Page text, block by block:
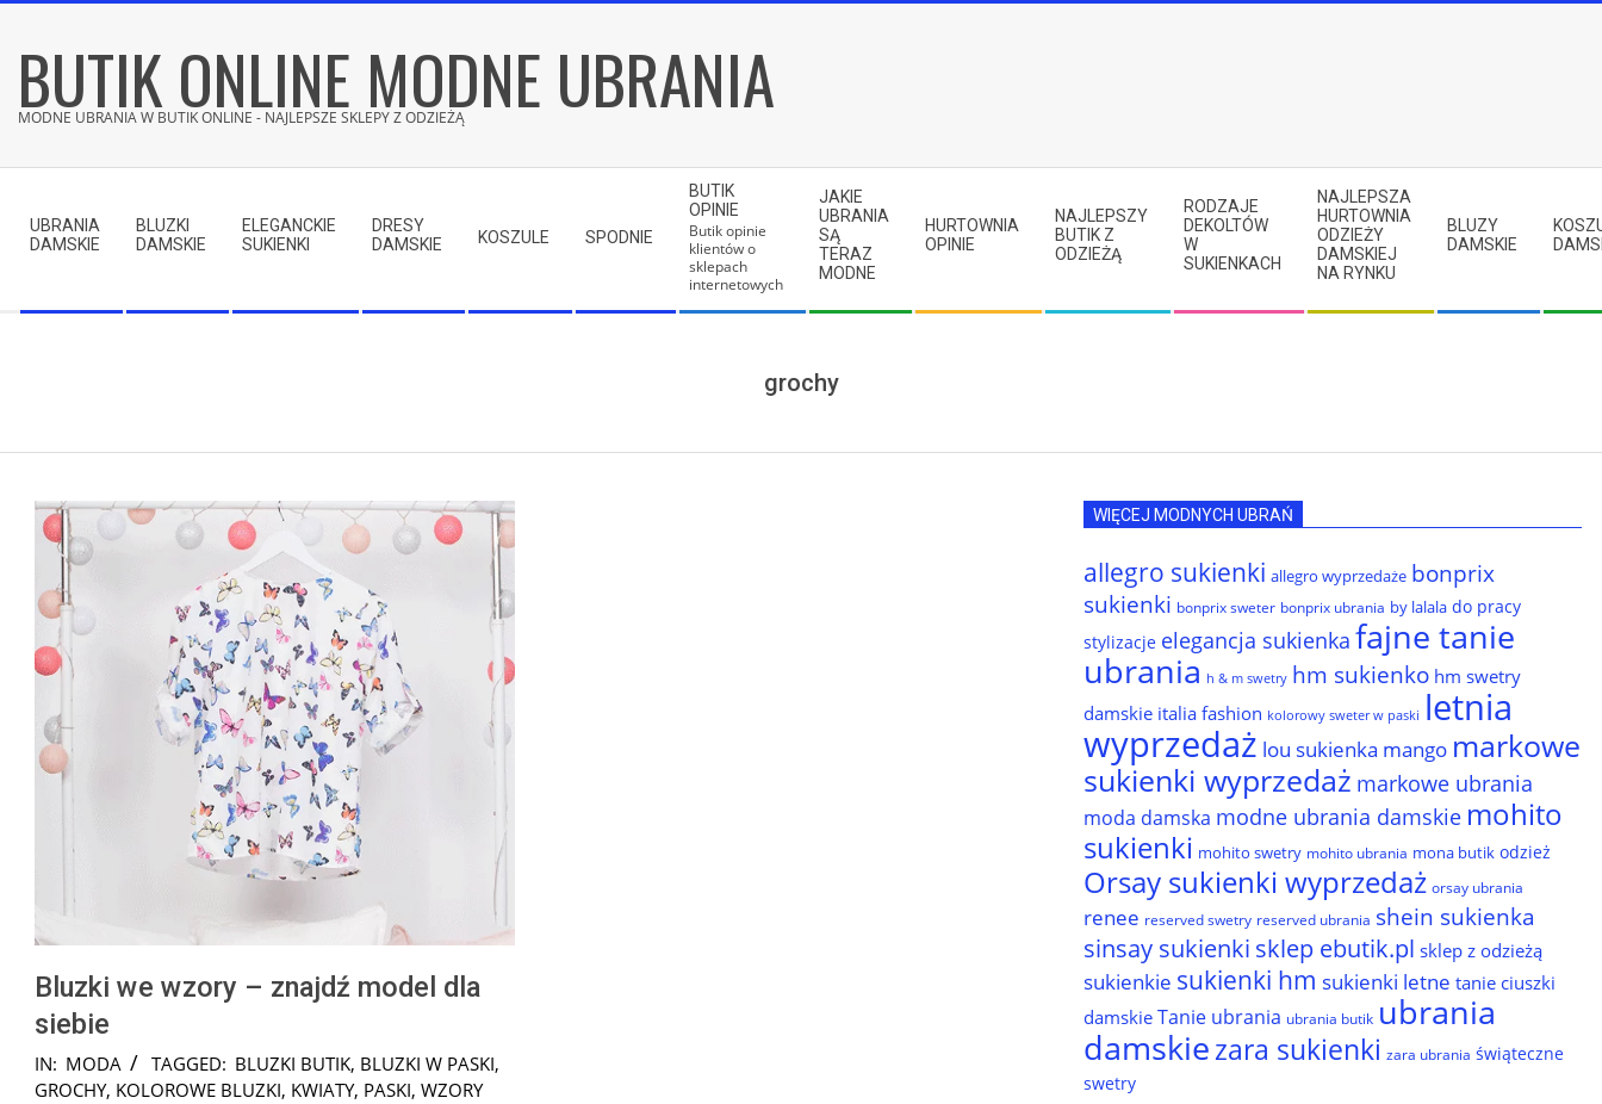
contentBUTIK ONLINE MODNE UBRANIA
MODNE UBRANIA W BUTIK ONLINE - NAJLEPSZE SKLEPY Z ODZIEŻĄ
Menu
UBRANIA
DAMSKIE
BLUZKI
DAMSKIE
ELEGANCKIE
SUKIENKI
DRESY
DAMSKIE
KOSZULE SPODNIE
BUTIK
OPINIE
Butik opinie
klientów o
sklepach
internetowych
JAKIE
UBRANIA
SĄ
TERAZ
MODNE
HURTOWNIA
OPINIE
NAJLEPSZY
BUTIK Z
ODZIEŻĄ
RODZAJE
DEKOLTÓW
W
SUKIENKACH
NAJLEPSZA
HURTOWNIA
ODZIEŻY
DAMSKIEJ
NA RYNKU
BLUZY
DAMSKIE
grochy
Bluzki we wzory – znajdź model dla
siebie
2024-
10-
IN: MODA TAGGED: BLUZKI BUTIK, BLUZKI W PASKI,
GROCHY, KOLOROWE BLUZKI, KWIATY, PASKI, WZORY
WIĘCEJ MODNYCH UBRAŃ
allegro sukienki allegro wyprzedaże bonprix
sukienki bonprix sweter bonprix ubrania by lalala do pracy
stylizacje elegancja sukienka fajne tanie
ubrania h & m swetry hm sukienko hm swetry
damskie italia fashion kolorowy sweter w paski letnia
wyprzedaż lou sukienka mango markowe
sukienki wyprzedaż markowe ubrania
moda damska modne ubrania damskie mohito
sukienki mohito swetry mohito ubrania mona butik odzież
Orsay sukienki wyprzedaż orsay ubrania
renee reserved swetry reserved ubrania shein sukienka
sinsay sukienki sklep ebutik.pl sklep z odzieżą
sukienkie sukienki hm sukienki letne tanie ciuszki
damskie Tanie ubrania ubrania butik ubrania
damskiezara sukienki zara ubrania świąteczne
swetry